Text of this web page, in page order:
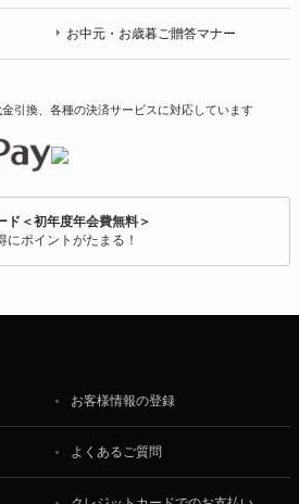
お中元・お歳暮ご贈答マナー
引換、各種の決済サービスに対応しています
ド＜初年度年会費無料＞
にポイントがたまる！
お客様情報の登録
よくあるご質問